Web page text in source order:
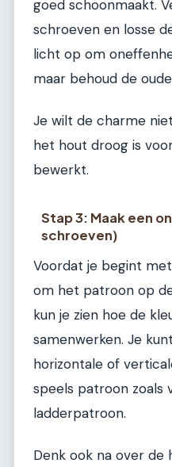
goed schoonmaakt.
schroeven en losse
licht op om
maar behoud de
Je wilt de charme
het hout droog is
bewerkt.
Stap 3: Maak een
schroeven)
Voordat je begint
om het patroon op
kun je zien hoe de
samenwerken. Je
horizontale of
speels patroon zoals
ladderpatroon.
Denk ook na over de